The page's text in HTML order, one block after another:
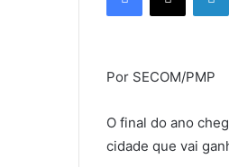
Por SECOM/PMP
O final do ano
cidade que vai